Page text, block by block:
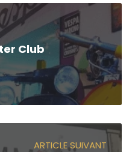
Club
ARTICLE SUIVANT